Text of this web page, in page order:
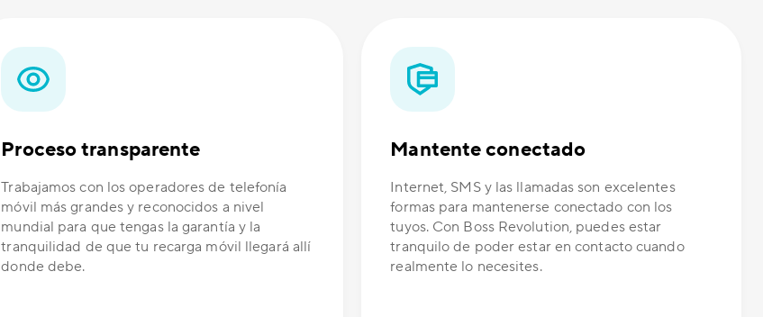
Proceso transparente
Trabajamos con los operadores de telefonía
móvil más grandes y reconocidos a nivel
mundial para que tengas la garantía y la
tranquilidad de que tu recarga móvil llegará allí
donde debe.
Mantente conectado
Internet, SMS y las llamadas son excelentes
formas para mantenerse conectado con los
tuyos. Con Boss Revolution, puedes estar
tranquilo de poder estar en contacto cuando
realmente lo necesites.